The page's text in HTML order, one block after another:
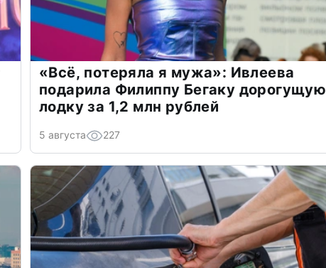
«Всё, потеряла я мужа»: Ивлеева
подарила Филиппу Бегаку дорогущую
лодку за 1,2 млн рублей
5 августа 227